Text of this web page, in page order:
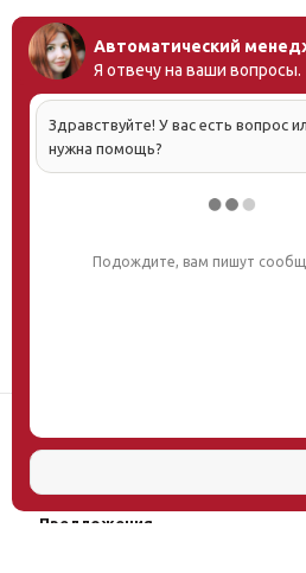
Научная школа
Услуги
Предложения
Автоматический
Я отвечу на ваши вопросы.
Здравствуйте! У вас есть вопрос
нужна помощь?
Подождите, вам пишут